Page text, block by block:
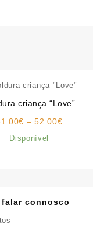
criança “Love”
€ – 52.00€Price
Disponível
falar connosco